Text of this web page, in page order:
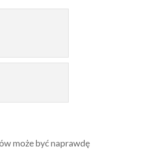
może być naprawdę